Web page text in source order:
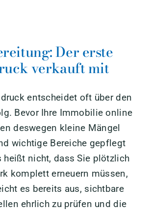
Der erste
verkauft mit
entscheidet oft über den
Bevor Ihre Immobilie online
deswegen kleine Mängel
wichtige Bereiche gepflegt
heißt nicht, dass Sie plötzlich
komplett erneuern müssen,
es bereits aus, sichtbare
ehrlich zu prüfen und die